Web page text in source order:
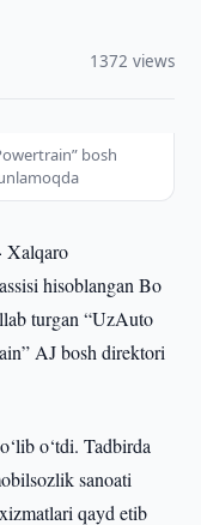
1372 views
bosh
Xalqaro
hisoblangan Bo
turgan “UzAuto
AJ bosh direktori
o‘tdi. Tadbirda
sanoati
qayd etib